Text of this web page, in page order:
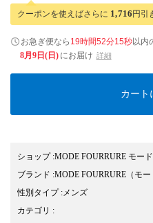
クーポンを使えばさらに 1,716円引
お急ぎ便なら 19時間52分14秒以内
8月9日(日) にお届け 詳細
カート
ショップ:MODE FOURRURE モー
ブランド :MODE FOURRURE （モ
性別タイプ: メンズ
カテゴリ :